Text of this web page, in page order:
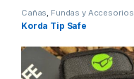
Cañas, Fundas y Accesorios
Korda Tip Safe